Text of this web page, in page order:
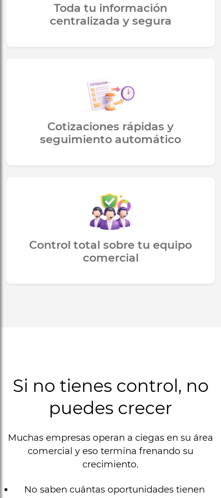
Toda tu información
centralizada y segura
Cotizaciones rápidas y
seguimiento automático
Control total sobre tu equipo
comercial
Si no tienes control, no
puedes crecer
Muchas empresas operan a ciegas en su área
comercial y eso termina frenando su
crecimiento.
No saben cuántas oportunidades tienen